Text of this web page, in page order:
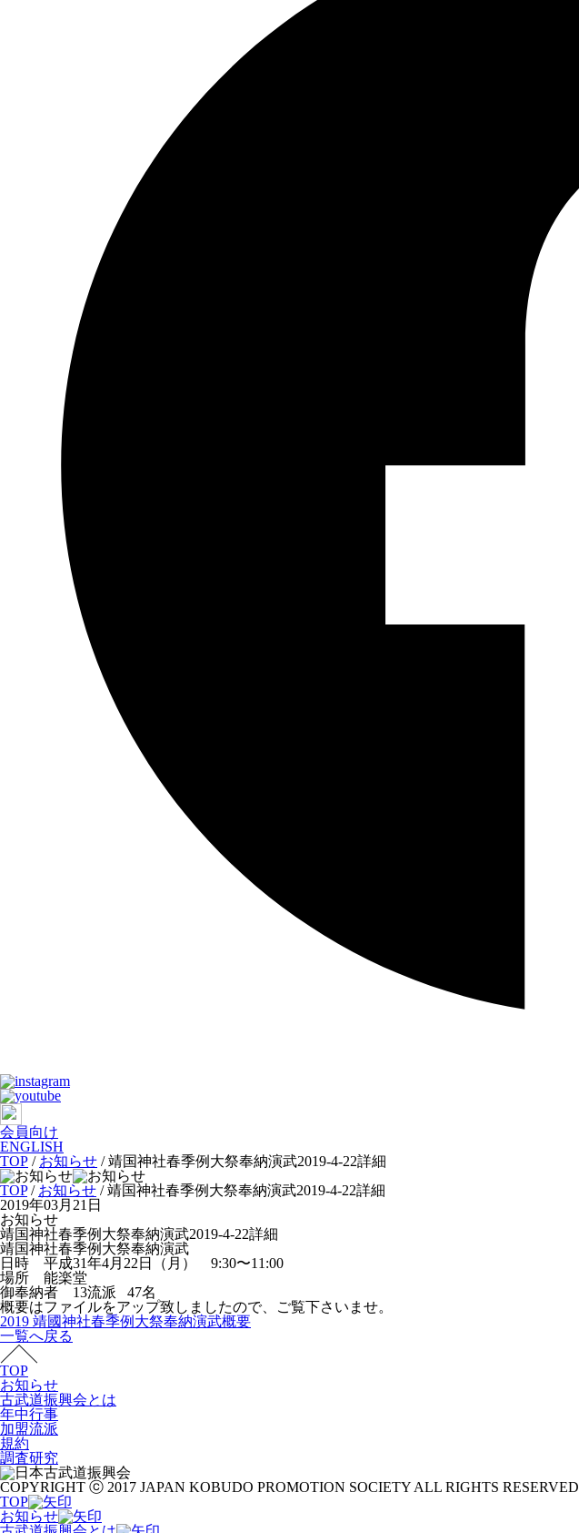
会員向け
ENGLISH
TOP / お知らせ /靖国神社春季例大祭奉納演武2019-4-22詳細
TOP/ お知らせ / 靖国神社春季例大祭奉納演武2019-4-22詳細
2019年03月21日
お知らせ
靖国神社春季例大祭奉納演武2019-4-22詳細
靖国神社春季例大祭奉納演武
日時 平成31年4月22日（月） 9:30〜11:00
場所 能楽堂
御奉納者 13流派 47名
概要はファイルをアップ致しましたので、ご覧下さいませ。
2019 靖國神社春季例大祭奉納演武概要
一覧へ戻る
TOP
お知らせ
古武道振興会とは
年中行事
加盟流派
規約
調査研究
COPYRIGHT ⓒ 2017 JAPAN KOBUDO PROMOTION SOCIETY ALL RIGHTS RESERVED
TOP
お知らせ